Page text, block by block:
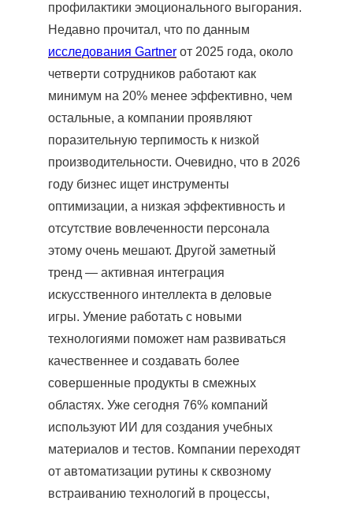
профилактики эмоционального выгорания.
Недавно прочитал, что по данным
исследования Gartner от 2025 года, около
четверти сотрудников работают как
минимум на 20% менее эффективно, чем
остальные, а компании проявляют
поразительную терпимость к низкой
производительности. Очевидно, что в 2026
году бизнес ищет инструменты
оптимизации, а низкая эффективность и
отсутствие вовлеченности персонала
этому очень мешают. Другой заметный
тренд — активная интеграция
искусственного интеллекта в деловые
игры. Умение работать с новыми
технологиями поможет нам развиваться
качественнее и создавать более
совершенные продукты в смежных
областях. Уже сегодня 76% компаний
используют ИИ для создания учебных
материалов и тестов. Компании переходят
от автоматизации рутины к сквозному
встраиванию технологий в процессы,